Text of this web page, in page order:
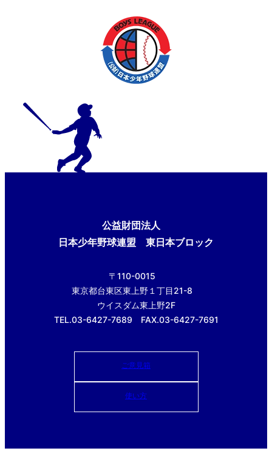
公益財団法人
日本少年野球連盟 東日本ブロック
〒110-0015
東京都台東区東上野１丁目21-8
ウイスダム東上野2F
TEL.03-6427-7689 FAX.03-6427-7691
ご意見箱
使い方